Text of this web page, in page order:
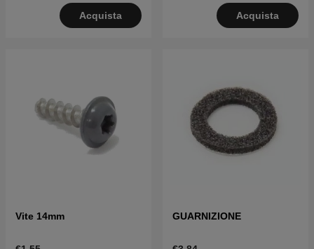
Acquista Acquista
Vite 14mm GUARNIZIONE